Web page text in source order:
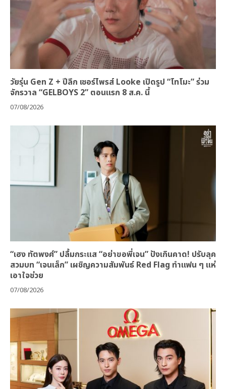
วัยรุ่น Gen Z + ปีลึก เซอร์ไพรส์ Looke เปิดรูป “โทโมะ” ร่วม
จักรวาล “GELBOYS 2” ตอนแรก 8 ส.ค. นี้
07/08/2026
“เฮง ทัตพงศ์” ปลื้มกระแส “อย่าขอพี่เจน” ปังเกินคาด! ปรับลุค
สวมบท “เจนเล็ก” เผชิญความสัมพันธ์ Red Flag ทำแฟน ๆ แห่
เอาใจช่วย
07/08/2026